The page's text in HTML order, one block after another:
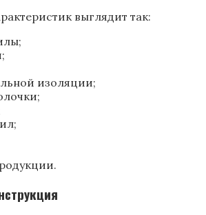
выглядит так:
изоляции;